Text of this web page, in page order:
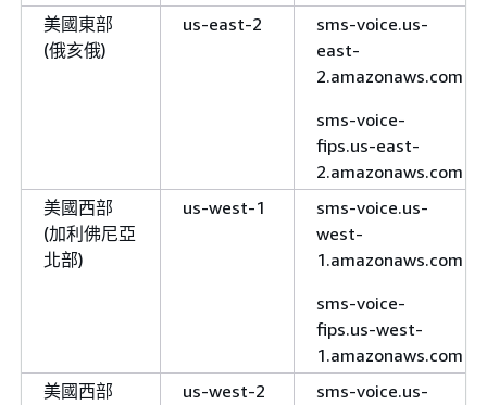
美國東部
(俄亥俄)
us-east-2
sms-voice.us-
east-
2.amazonaws.com
sms-voice-
fips.us-east-
2.amazonaws.com
美國西部
(加利佛尼亞
北部)
us-west-1
sms-voice.us-
west-
1.amazonaws.com
sms-voice-
fips.us-west-
1.amazonaws.com
美國西部
us-west-2 sms-voice.us-